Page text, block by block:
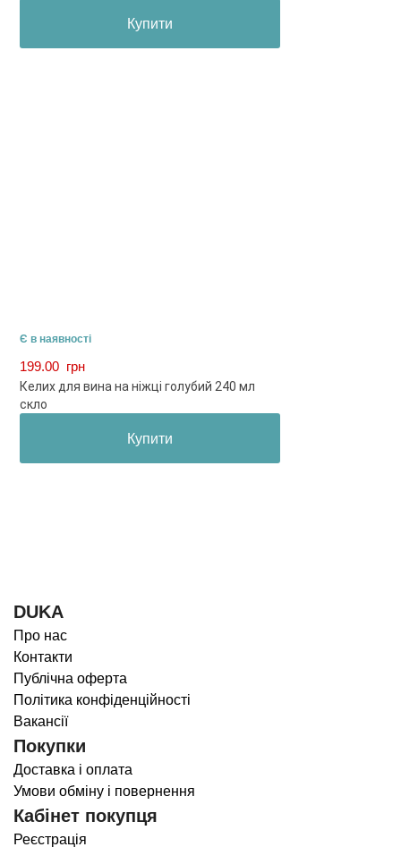
Купити
Є в наявності
199.00 грн
Келих для вина на ніжці голубий 240 мл
скло
Купити
DUKA
Про нас
Контакти
Публічна оферта
Політика конфіденційності
Вакансії
Покупки
Доставка і оплата
Умови обміну і повернення
Кабінет покупця
Реєстрація